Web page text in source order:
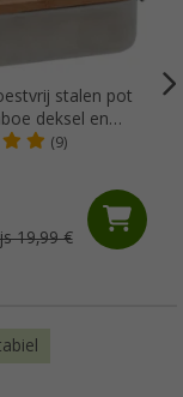
stalen pot
deksel en
ml
(9)
19,99 €